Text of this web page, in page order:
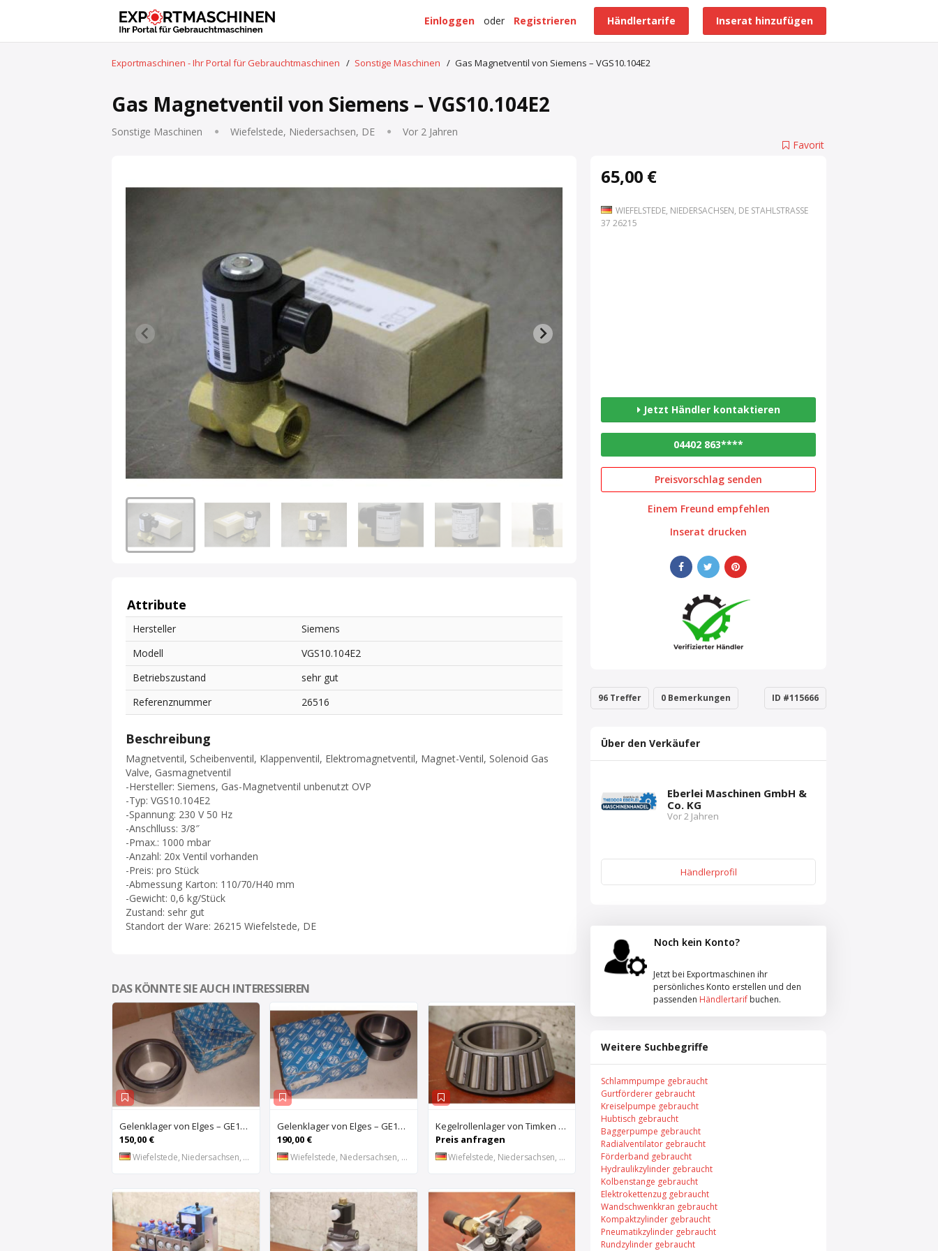
Inserat hinzufügen
Händlertarife
Registrieren
oder
Einloggen
Exportmaschinen - Ihr Portal für Gebrauchtmaschinen / Sonstige Maschinen / Gas Magnetventil von Siemens – VGS10.104E2
Gas Magnetventil von Siemens – VGS10.104E2
Sonstige Maschinen Wiefelstede, Niedersachsen, DE Vor 2 Jahren
Attribute
Hersteller
Siemens
Modell
VGS10.104E2
Betriebszustand
sehr gut
Referenznummer
26516
Beschreibung
Magnetventil, Scheibenventil, Klappenventil, Elektromagnetventil, Magnet-Ventil, Solenoid Gas
Valve, Gasmagnetventil
-Hersteller: Siemens, Gas-Magnetventil unbenutzt OVP
-Typ: VGS10.104E2
-Spannung: 230 V 50 Hz
-Anschlluss: 3/8″
-Pmax.: 1000 mbar
-Anzahl: 20x Ventil vorhanden
-Preis: pro Stück
-Abmessung Karton: 110/70/H40 mm
-Gewicht: 0,6 kg/Stück
Zustand: sehr gut
Standort der Ware: 26215 Wiefelstede, DE
DAS KÖNNTE SIE AUCH INTERESSIEREN
Gelenklager von Elges – GE120UK-2RS
150,00 €
Wiefelstede, Niedersachsen, DE
Gelenklager von Elges – GE140UK-2RS
190,00 €
Wiefelstede, Niedersachsen, DE
Kegelrollenlager von Timken – HH421246 C
Preis anfragen
Wiefelstede, Niedersachsen, DE
Favorit
65,00 €
WIEFELSTEDE, NIEDERSACHSEN, DE STAHLSTRASSE 3
7 26215
Jetzt Händler kontaktieren
04402 863****
Preisvorschlag senden
Einem Freund empfehlen
Inserat drucken
96 Treffer 0 Bemerkungen ID #115666
Über den Verkäufer
Eberlei Maschinen GmbH &
Co. KG
Vor 2 Jahren
Händlerprofil
Noch kein Konto?
Jetzt bei Exportmaschinen ihr
persönliches Konto erstellen und den
passenden Händlertarif buchen.
Weitere Suchbegriffe
Schlammpumpe gebraucht
Gurtförderer gebraucht
Kreiselpumpe gebraucht
Hubtisch gebraucht
Baggerpumpe gebraucht
Radialventilator gebraucht
Förderband gebraucht
Hydraulikzylinder gebraucht
Kolbenstange gebraucht
Elektrokettenzug gebraucht
Wandschwenkkran gebraucht
Kompaktzylinder gebraucht
Pneumatikzylinder gebraucht
Rundzylinder gebraucht